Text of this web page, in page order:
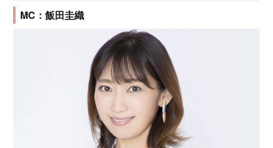
MC：飯田圭織